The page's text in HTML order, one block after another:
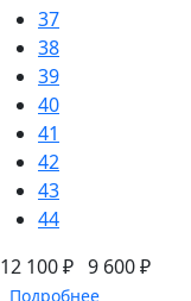
37
38
39
40
41
42
43
44
12 100 ₽ 9 600 ₽
Подробнее